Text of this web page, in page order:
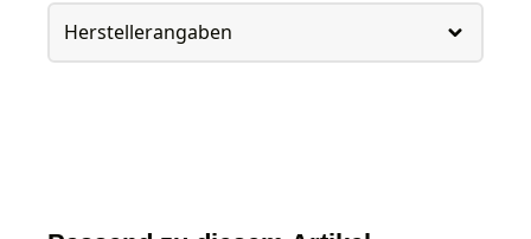
Herstellerangaben